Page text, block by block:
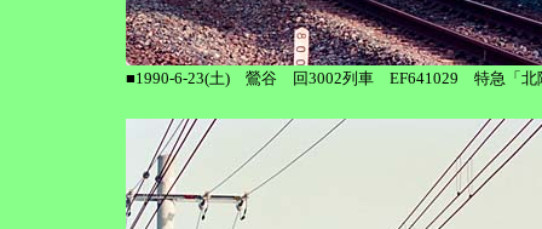
■1990-6-23(土) 鶯谷 回3002列車 EF641029 特急「北